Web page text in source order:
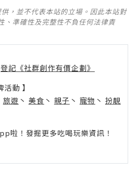
，並不代表本站的立場。因此本站對
、準確性及完整性不負任何法律責
登記《社群創作有價企劃》
動 】
旅遊 丶 美食 丶 親子 丶 寵物 丶 扮靚
啦！發掘更多吃喝玩樂資訊！